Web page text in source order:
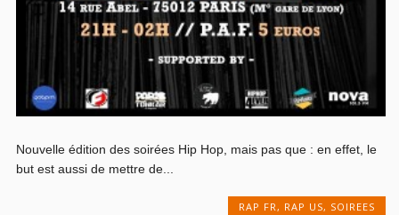
Nouvelle édition des soirées Hip Hop, mais pas que : en effet, le
but est aussi de mettre de...
RAP FR, RAP US, SOIREES